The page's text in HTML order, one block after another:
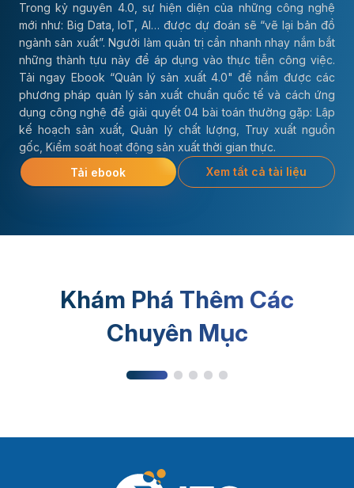
Trong kỷ nguyên 4.0, sự hiện diện của những công nghệ
mới như: Big Data, IoT, AI… được dự đoán sẽ “vẽ lại bản đồ
ngành sản xuất”. Người làm quản trị cần nhanh nhạy nắm bắt
những thành tựu này để áp dụng vào thực tiễn công việc.
Tải ngay Ebook “Quản lý sản xuất 4.0" để nắm được các
phương pháp quản lý sản xuất chuẩn quốc tế và cách ứng
dụng công nghệ để giải quyết 04 bài toán thường gặp: Lập
kế hoạch sản xuất, Quản lý chất lượng, Truy xuất nguồn
gốc, Kiểm soát hoạt động sản xuất thời gian thực.
Tải ebook
Xem tất cả tài liệu
Khám Phá Thêm Các
Chuyên Mục
Kiến thức sản xuất